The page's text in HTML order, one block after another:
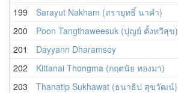
199
Sarayut Nakham (สรายุทธิ์ นาคำ)
200
Poon Tangthaweesuk (ปุญย์ ตั้งทวีสุข)
201
Dayyann Dharamsey
202
Kittanai Thongma (กฤตนัย ทองมา)
203
Thanatip Sukhawat (ธนาธิป สุขวัฒน์)